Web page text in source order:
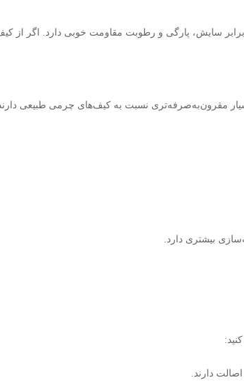
سایش، پارگی و رطوبت مقاومت خوبی دارد. اگر از
مقرون‌به‌صرفه‌تری نسبت به کیف‌های چرمی طبیعی
بیشتری دارد.
:
دارند.